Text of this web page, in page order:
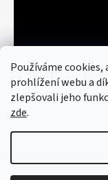
Používáme
prohlížení webu a
zlepšovali jeho
zde.
© 2026 art re use.